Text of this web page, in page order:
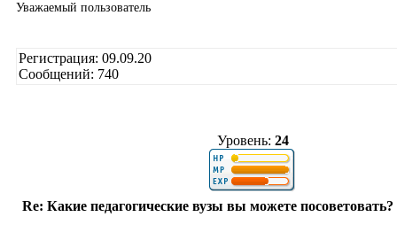
Уважаемый пользователь
Регистрация: 09.09.20
Сообщений: 740
Уровень: 24
Re: Какие педагогические вузы вы можете посоветовать?